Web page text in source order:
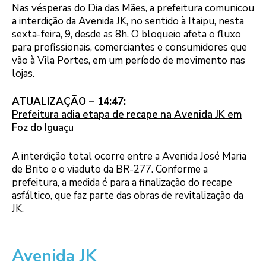
Nas vésperas do Dia das Mães, a prefeitura comunicou
a interdição da Avenida JK, no sentido à Itaipu, nesta
sexta-feira, 9, desde as 8h. O bloqueio afeta o fluxo
para profissionais, comerciantes e consumidores que
vão à Vila Portes, em um período de movimento nas
lojas.
ATUALIZAÇÃO – 14:47:
Prefeitura adia etapa de recape na Avenida JK em
Foz do Iguaçu
A interdição total ocorre entre a Avenida José Maria
de Brito e o viaduto da BR-277. Conforme a
prefeitura, a medida é para a finalização do recape
asfáltico, que faz parte das obras de revitalização da
JK.
Avenida JK